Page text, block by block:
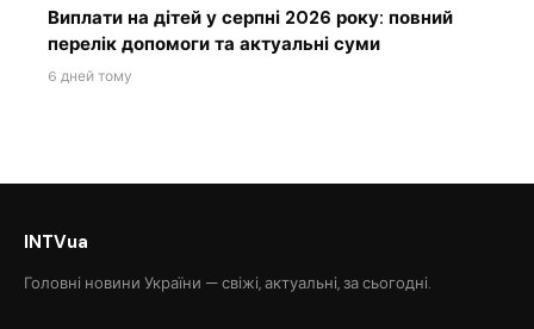
Виплати на дітей у серпні 2026 року: повний
перелік допомоги та актуальні суми
6 дней тому
INTVua
Головні новини України — свіжі, актуальні, за сьогодні.